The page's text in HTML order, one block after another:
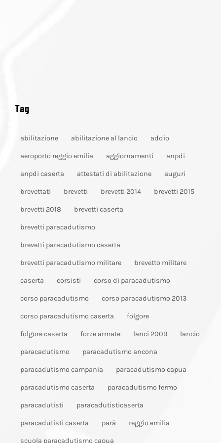
Tag
abilitazione abilitazione al lancio addio
aeroporto reggio emilia aggiornamenti anpdi
anpdi caserta attestati di abilitazione auguri
brevettati brevetti brevetti 2014 brevetti 2015
brevetti 2018 brevetti caserta
brevetti paracadutismo
brevetti paracadutismo caserta
brevetti paracadutismo militare brevetto militare
caserta corsisti corso di paracadutismo
corso paracadutismo corso paracadutismo 2013
corso paracadutismo caserta folgore
folgore caserta forze armate lanci 2009 lancio
paracadutismo paracadutismo ancona
paracadutismo campania paracadutismo capua
paracadutismo caserta paracadutismo fermo
paracadutisti paracadutisticaserta
paracadutisti caserta parà reggio emilia
scuola paracadutismo capua